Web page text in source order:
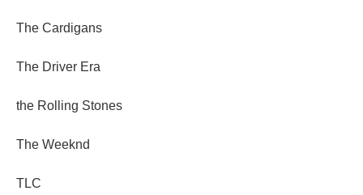
The Cardigans
The Driver Era
the Rolling Stones
The Weeknd
TLC